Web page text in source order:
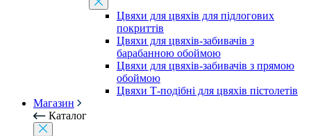
Цвяхи для цвяхів для підлогових
покриттів
Цвяхи для цвяхів-забивачів з
барабанною обоймою
Цвяхи для цвяхів-забивачів з прямою
обоймою
Цвяхи Т-подібні для цвяхів пістолетів
Магазин
Каталог